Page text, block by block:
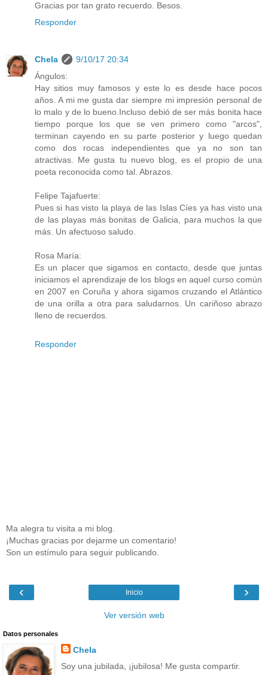
Gracias por tan grato recuerdo. Besos.
Responder
Chela
9/10/17 20:34
Ángulos:
Hay sitios muy famosos y este lo es desde hace pocos
años. A mi me gusta dar siempre mi impresión personal de
lo malo y de lo bueno.Incluso debió de ser más bonita hace
tiempo porque los que se ven primero como "arcos",
terminan cayendo en su parte posterior y luego quedan
como dos rocas independientes que ya no son tan
atractivas. Me gusta tu nuevo blog, es el propio de una
poeta reconocida como tal. Abrazos.
Felipe Tajafuerte:
Pues si has visto la playa de las Islas Cíes ya has visto una
de las playas más bonitas de Galicia, para muchos la que
más. Un afectuoso saludo.
Rosa María:
Es un placer que sigamos en contacto, desde que juntas
iniciamos el aprendizaje de los blogs en aquel curso común
en 2007 en Coruña y ahora sigamos cruzando el Atlántico
de una orilla a otra para saludarnos. Un cariñoso abrazo
lleno de recuerdos.
Responder
Ma alegra tu visita a mi blog.
¡Muchas gracias por dejarme un comentario!
Son un estímulo para seguir publicando.
‹ ›
Inicio
Ver versión web
Datos personales
Chela
Soy una jubilada, ¡jubilosa! Me gusta compartir.